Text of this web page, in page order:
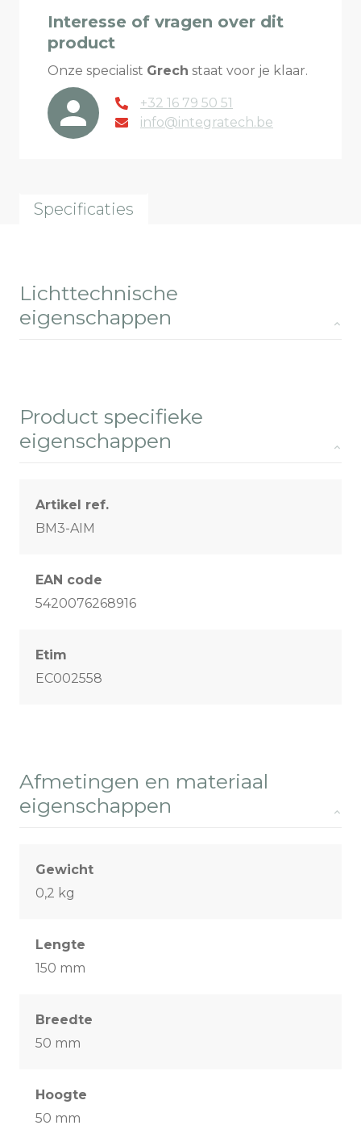
Interesse of vragen over dit
product
Onze specialist Grech staat voor je klaar.
+32 16 79 50 51
info@integratech.be
Specificaties
Lichttechnische
eigenschappen
Product specifieke
eigenschappen
Artikel ref.
BM3-AIM
EAN code
5420076268916
Etim
EC002558
Afmetingen en materiaal
eigenschappen
Gewicht
0,2 kg
Lengte
150 mm
Breedte
50 mm
Hoogte
50 mm